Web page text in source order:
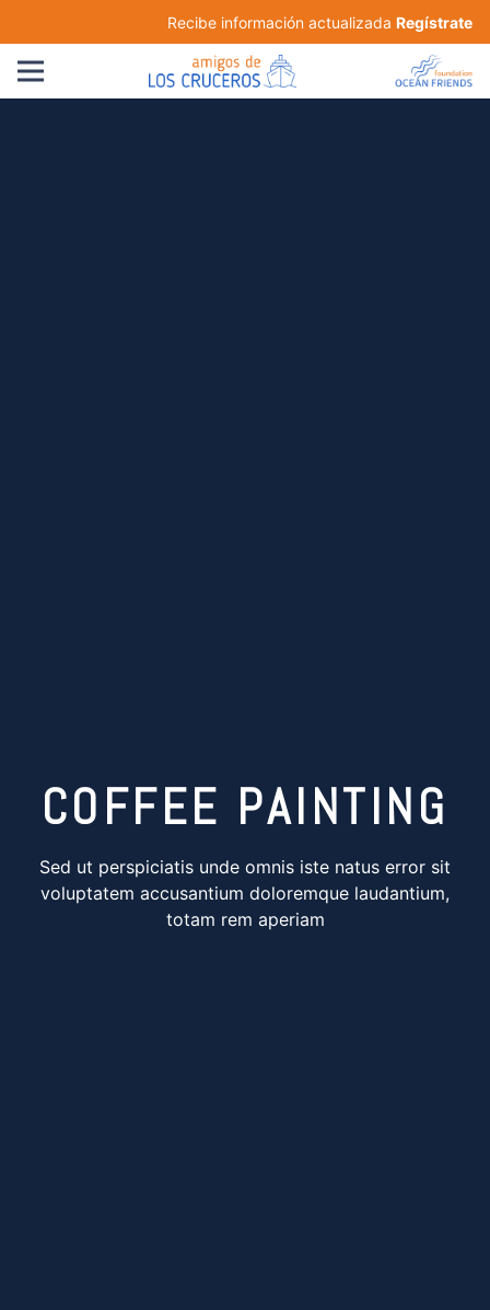
Recibe información actualizada Regístrate
COFFEE PAINTING
Sed ut perspiciatis unde omnis iste natus error sit
voluptatem accusantium doloremque laudantium,
totam rem aperiam